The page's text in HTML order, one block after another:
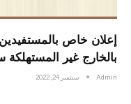
إعلان خاص
بالخارج غير المستهلكة سنة
Admin سبتمبر 24, 2022